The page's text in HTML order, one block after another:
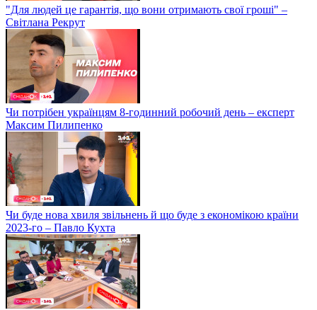
"Для людей це гарантія, що вони отримають свої гроші" –
Світлана Рекрут
Чи потрібен українцям 8-годинний робочий день – експерт
Максим Пилипенко
Чи буде нова хвиля звільнень й що буде з економікою країни
2023-го – Павло Кухта